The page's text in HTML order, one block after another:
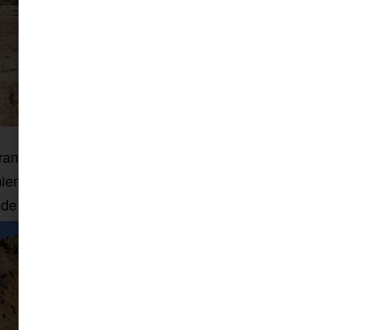
las últimas tres semanas. Básicamente, se ha logrado la
de los dos sectores del alfar, excavar al menos cuatro
aceituna, que serán enviados a analizar al laboratorio.